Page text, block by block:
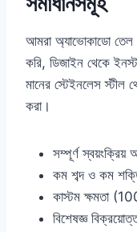
আমরা অ্যাভোকাডো তেল
করি, ডিজাইন থেকে
মানের স্টেইনলেস স্টীল
করা।
সম্পূর্ণ স্বয়ংক্রিয়
কম শব্দ ও কম
কাস্টম ক্ষমতা
বিশেষজ্ঞ